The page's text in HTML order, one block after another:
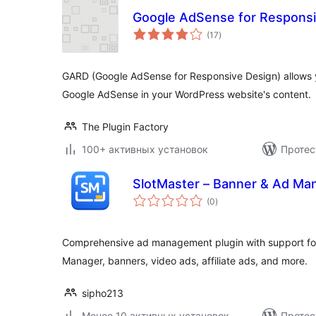
Google AdSense for
(17общий
рейтинг
)
GARD (Google AdSense for Responsive Design)
Google AdSense in your WordPress website's content.
The Plugin Factory
100+ активных установок
SlotMaster – Banner & Ad
(0общий
рейтинг
)
Comprehensive ad management plugin with support
Manager, banners, video ads, affiliate ads, and more.
sipho213